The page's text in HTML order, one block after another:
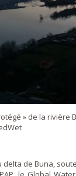
» de la rivière
de Buna,